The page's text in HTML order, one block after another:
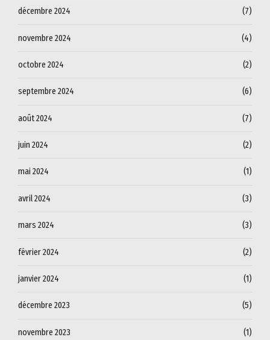
décembre 2024 (7)
novembre 2024 (4)
octobre 2024 (2)
septembre 2024 (6)
août 2024 (7)
juin 2024 (2)
mai 2024 (1)
avril 2024 (3)
mars 2024 (3)
février 2024 (2)
janvier 2024 (1)
décembre 2023 (5)
novembre 2023 (1)